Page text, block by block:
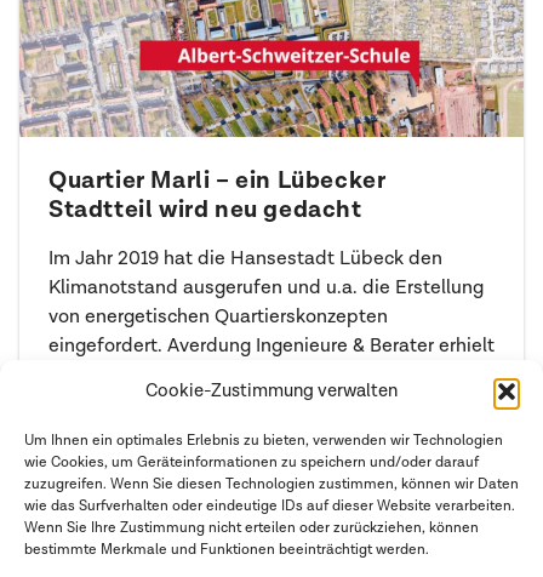
Cookie-Zustimmung verwalten
Um Ihnen ein optimales Erlebnis zu bieten, verwenden wir Technologien
wie Cookies, um Geräteinformationen zu speichern und/oder darauf
zuzugreifen. Wenn Sie diesen Technologien zustimmen, können wir Daten
wie das Surfverhalten oder eindeutige IDs auf dieser Website verarbeiten.
Wenn Sie Ihre Zustimmung nicht erteilen oder zurückziehen, können
bestimmte Merkmale und Funktionen beeinträchtigt werden.
Quartier Marli – ein Lübecker
Stadtteil wird neu gedacht
Im Jahr 2019 hat die Hansestadt Lübeck den
Klimanotstand ausgerufen und u.a. die Erstellung
von energetischen Quartierskonzepten
eingefordert. Averdung Ingenieure & Berater erhielt
Weiterlesen